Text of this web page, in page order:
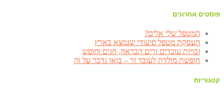
פוסטים אחרונים
המטפל שלי אלים?
העסקת מטפל סיעודי שנמצא בארץ
זכויות עובדים זרים הבראה, חגים וחופש
חופשת מולדת לעובד זר – בואו נדבר על זה
קטגוריות